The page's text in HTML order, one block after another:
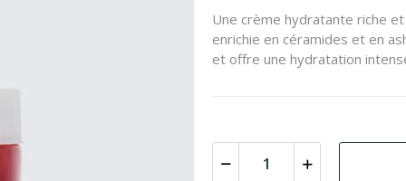
Une crème hydratante riche
enrichie en céramides et en
et offre une hydratation